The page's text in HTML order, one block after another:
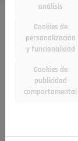
Todas las noticias..
#TePrestoMisOjos
Entretenimiento
Internacional
análisis
Cookies de
personalización
y funcionalidad
Cookies de
publicidad
comportamental